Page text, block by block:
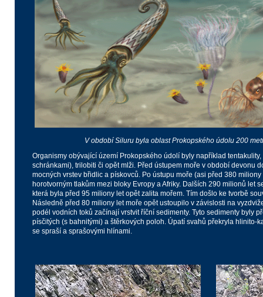
V období Siluru byla oblast Prokopského údolu 200
Organismy obývající území Prokopského údolí byly například
schránkami), trilobiti či opět mlži. Před ústupem moře v období devonu
mocných vrstev břidlic a pískovců. Po ústupu moře (asi před 380
horotvorným tlakům mezi bloky Evropy a Afriky. Dalších 290 milionů let
která byla před 95 miliony let opět zalita mořem. Tím došlo ke tvorbě
Následně před 80 miliony let moře opět ustoupilo v závislosti na
podél vodních toků začínají vrstvit říční sedimenty. Tyto sedimenty byly
písčitých (s bahnitými) a štěrkových poloh. Úpatí svahů překryla hlinito-
se spraší a sprašovými hlínami.